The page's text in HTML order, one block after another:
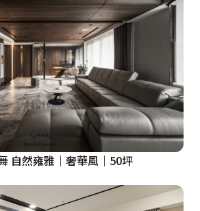
自然雍雅｜奢華風｜50坪